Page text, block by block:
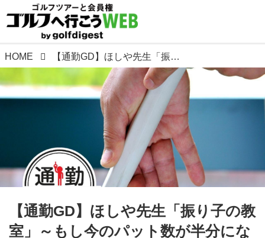
HOME 【通勤GD】ほしや先生「振り子の教室」～もし今のパット数が半分になったら Vol.4 18ホールで30パットを狙うグリップの条件 ゴルフダイジェストWEB
【通勤GD】ほしや先生「振り子の教
室」～もし今のパット数が半分にな